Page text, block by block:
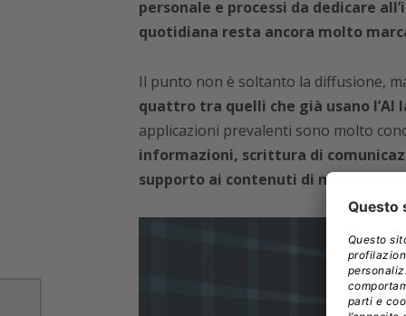
personale e processi da dedicare
quotidiana resta ancora molto
Il punto non è soltanto la diffusione,
quattro tra quelli che già usano
applicazioni prevalenti sono molto
informazioni, scrittura di
supporto ai contenuti di marketing.